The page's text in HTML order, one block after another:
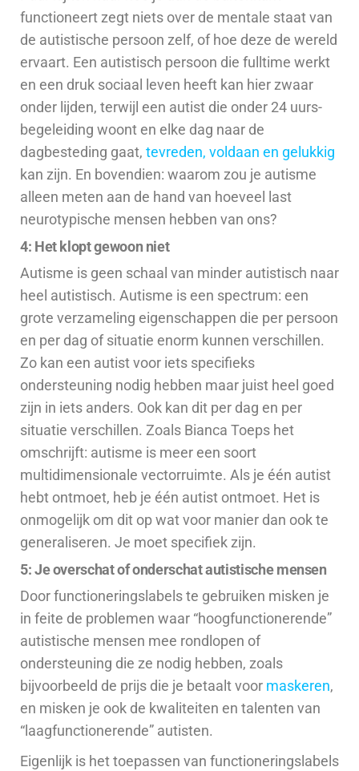
functioneert zegt niets over de mentale staat van
de autistische persoon zelf, of hoe deze de wereld
ervaart. Een autistisch persoon die fulltime werkt
en een druk sociaal leven heeft kan hier zwaar
onder lijden, terwijl een autist die onder 24 uurs-
begeleiding woont en elke dag naar de
dagbesteding gaat, tevreden, voldaan en gelukkig
kan zijn. En bovendien: waarom zou je autisme
alleen meten aan de hand van hoeveel last
neurotypische mensen hebben van ons?
4: Het klopt gewoon niet
Autisme is geen schaal van minder autistisch naar
heel autistisch. Autisme is een spectrum: een
grote verzameling eigenschappen die per persoon
en per dag of situatie enorm kunnen verschillen.
Zo kan een autist voor iets specifieks
ondersteuning nodig hebben maar juist heel goed
zijn in iets anders. Ook kan dit per dag en per
situatie verschillen. Zoals Bianca Toeps het
omschrijft: autisme is meer een soort
multidimensionale vectorruimte. Als je één autist
hebt ontmoet, heb je één autist ontmoet. Het is
onmogelijk om dit op wat voor manier dan ook te
generaliseren. Je moet specifiek zijn.
5: Je overschat of onderschat autistische mensen
Door functioneringslabels te gebruiken misken je
in feite de problemen waar “hoogfunctionerende”
autistische mensen mee rondlopen of
ondersteuning die ze nodig hebben, zoals
bijvoorbeeld de prijs die je betaalt voor maskeren,
en misken je ook de kwaliteiten en talenten van
“laagfunctionerende” autisten.
Eigenlijk is het toepassen van functioneringslabels